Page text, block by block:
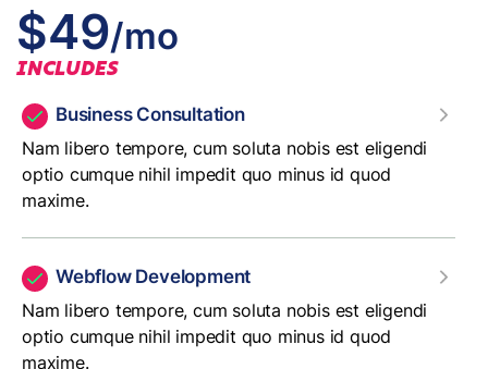
$49/mo
INCLUDES
Business Consultation
Nam libero tempore, cum soluta nobis est eligendi
optio cumque nihil impedit quo minus id quod
maxime.
Webflow Development
Nam libero tempore, cum soluta nobis est eligendi
optio cumque nihil impedit quo minus id quod
maxime.